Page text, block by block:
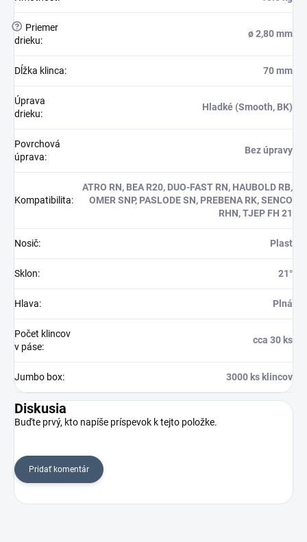
?
Priemer
drieku:
ø 2,80 mm
Dĺžka klinca: 70 mm
Úprava
drieku:
Hladké (Smooth, BK)
Povrchová
úprava:
Bez úpravy
Kompatibilita:
ATRO RN, BEA R20, DUO-FAST RN, HAUBOLD RB,
OMER SNP, PASLODE SN, PREBENA RK, SENCO
RHN, TJEP FH 21
Nosič: Plast
Sklon: 21°
Hlava: Plná
Počet klincov
v páse:
cca 30 ks
Jumbo box: 3000 ks klincov
Diskusia
Buďte prvý, kto napíše príspevok k tejto položke.
Pridať komentár